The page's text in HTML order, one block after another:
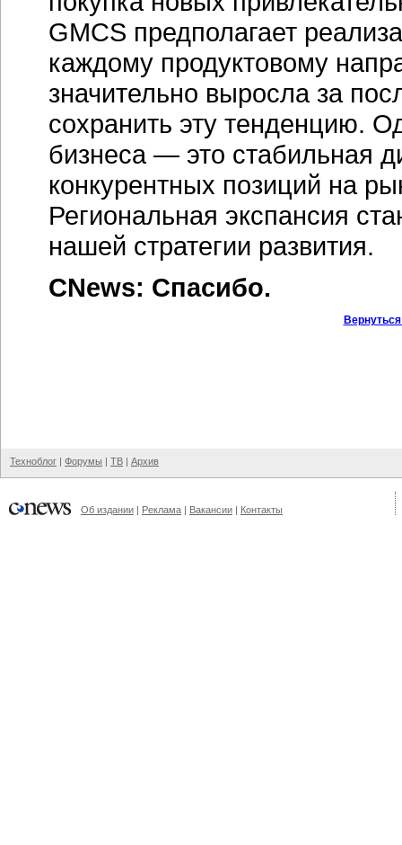
GMCS предполагает
каждому продуктовому
значительно выросла за
сохранить эту тенденцию.
бизнеса — это стабильная
конкурентных позиций на
Региональная экспансия
нашей стратегии развития.
CNews: Спасибо.
Техноблог | Форумы | ТВ | Архив
Об издании | Реклама | Вакансии | Контакты